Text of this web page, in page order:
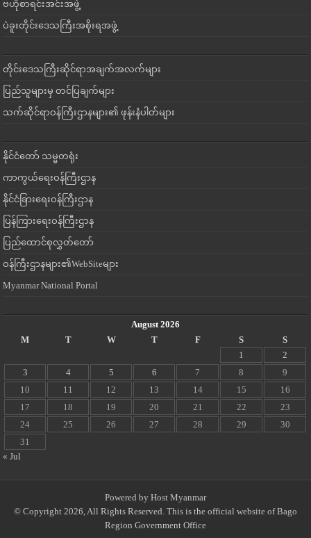
ဗဟိုစာရင်းအင်းအဖွဲ့
ပဲခူးတိုင်းဒေသကြီးအစိုးရအဖွဲ့
တိုင်းဒေသကြီးဆိုင်ရာအချက်အလက်များ
ပြည်သူများမှ တင်ပြချက်များ
သက်ဆိုင်ရာဝန်ကြီးဌာနများ၏ ဖုန်းနံပါတ်များ
နိုင်ငံတော် သမ္မတရုံး
ကာကွယ်ရေးဝန်ကြီးဌာန
နိုင်ငံခြားရေးဝန်ကြီးဌာန
ပြန်ကြားရေးဝန်ကြီးဌာန
ပြည်ထောင်စုလွှတ်တော်
ဝန်ကြီးဌာနများ၏WebSiteများ
Myanmar National Portal
August 2026
M
T W T F S
S
1
2
3
4 5 6 7 8
9
10
11 12 13 14 15
16
17
18 19 20 21 22
23
24
25 26 27 28 29
30
31
« Jul
Powered by Host Myanmar
© Copyright 2026, All Rights Reserved. This is the official website of Bago
Region Government Office